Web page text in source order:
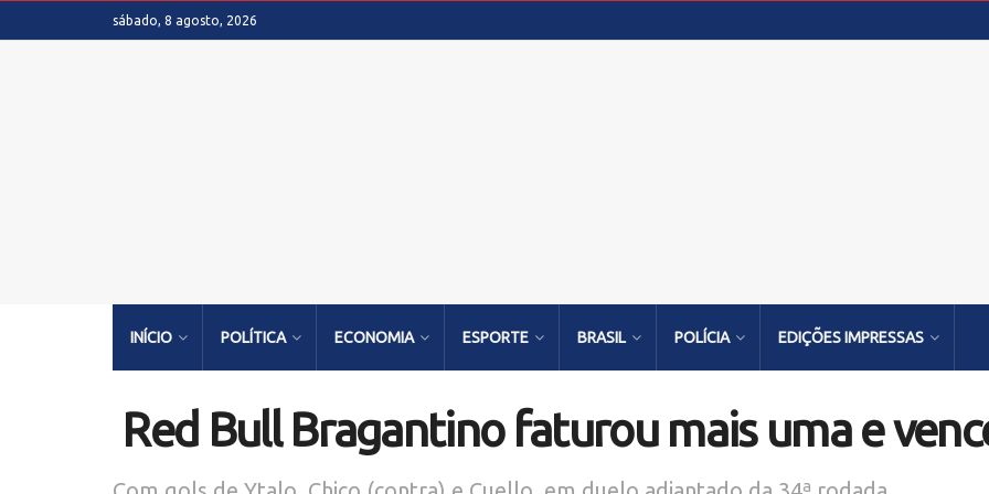
sábado, 8 agosto, 2026
INÍCIO POLÍTICA ECONOMIA ESPORTE BRASIL POLÍCIA EDIÇÕES IMPRESSAS
Red Bull Bragantino faturou mais uma e